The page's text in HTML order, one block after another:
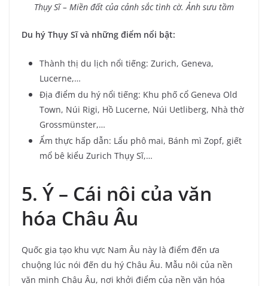
Thụy Sĩ – Miền đất của cảnh sắc tình cờ. Ảnh sưu tầm
Du hý Thụy Sĩ và những điểm nổi bật:
Thành thị du lịch nổi tiếng: Zurich, Geneva,
Lucerne,…
Địa điểm du hý nổi tiếng: Khu phố cổ Geneva Old
Town, Núi Rigi, Hồ Lucerne, Núi Uetliberg, Nhà thờ
Grossmünster,…
Ẩm thực hấp dẫn: Lẩu phô mai, Bánh mì Zopf, giết
mổ bê kiểu Zurich Thụy Sĩ,…
5. Ý – Cái nôi của văn
hóa Châu Âu
Quốc gia tạo khu vực Nam Âu này là điểm đến ưa
chuộng lúc nói đến du hý Châu Âu. Mẫu nôi của nền
văn minh Châu Âu, nơi khởi điểm của nền văn hóa